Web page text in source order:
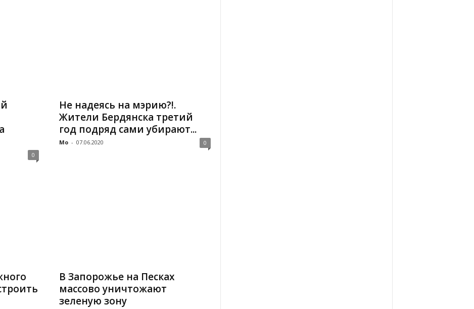
0
Не надеясь на мэрию?!.
Жители Бердянска третий
год подряд сами убирают...
Mo - 07.06.2020 0
В Запорожье на Песках
массово уничтожают
зеленую зону